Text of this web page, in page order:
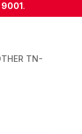
9001.
TN-